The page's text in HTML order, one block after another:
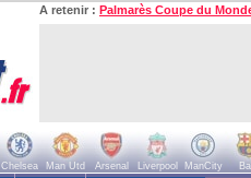
A retenir : Palmarès Coupe du
Chelsea Man Utd Arsenal Liverpool ManCity